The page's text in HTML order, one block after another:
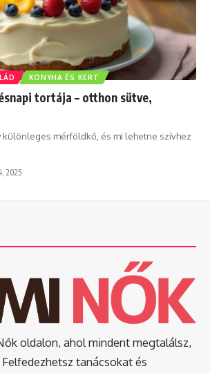
KONYHA ÉS KERT
tortája – otthon sütve,
különleges mérföldkő, és mi lehetne szívhez
2025
oldalon, ahol mindent megtalálsz,
tanácsokat és